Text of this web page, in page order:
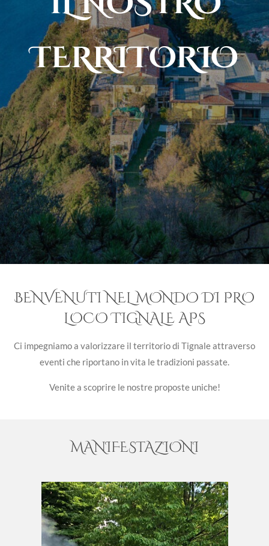
TERRITORIO
BENVENUTI NEL MONDO DI PRO
LOCO TIGNALE APS
Ci impegniamo a valorizzare il territorio di Tignale attraverso
eventi che riportano in vita le tradizioni passate.
Venite a scoprire le nostre proposte uniche!
MANIFESTAZIONI